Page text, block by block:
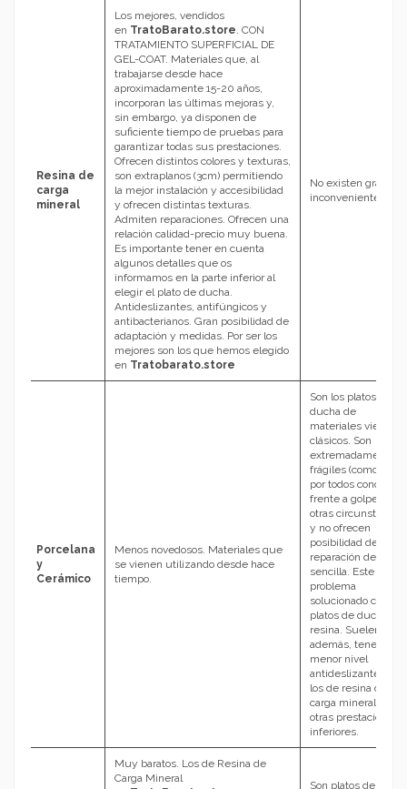
Resina de
carga
mineral
Los mejores, vendidos
en TratoBarato.store. CON
TRATAMIENTO SUPERFICIAL DE
GEL-COAT. Materiales que, al
trabajarse desde hace
aproximadamente 15-20 años,
incorporan las últimas mejoras y,
sin embargo, ya disponen de
suficiente tiempo de pruebas para
garantizar todas sus prestaciones.
Ofrecen distintos colores y texturas,
son extraplanos (3cm) permitiendo
la mejor instalación y accesibilidad
y ofrecen distintas texturas.
Admiten reparaciones. Ofrecen una
relación calidad-precio muy buena.
Es importante tener en cuenta
algunos detalles que os
informamos en la parte inferior al
elegir el plato de ducha.
Antideslizantes, antifúngicos y
antibacterianos. Gran posibilidad de
adaptación y medidas. Por ser los
mejores son los que hemos elegido
en Tratobarato.store
No existen grandes
inconvenientes.
Porcelana
y
Cerámico
Menos novedosos. Materiales que
se vienen utilizando desde hace
tiempo.
Son los platos de
ducha de
materiales viejos y
clásicos. Son
extremadamente
frágiles (como es
por todos conocido)
frente a golpes y
otras circunstancias
y no ofrecen
posibilidad de
reparación de forma
sencilla. Este es un
problema
solucionado con los
platos de ducha de
resina. Suelen,
además, tener
menor nivel
antideslizante que
los de resina de
carga mineral y
otras prestaciones
inferiores.
Muy baratos. Los de Resina de
Carga Mineral
Son platos de